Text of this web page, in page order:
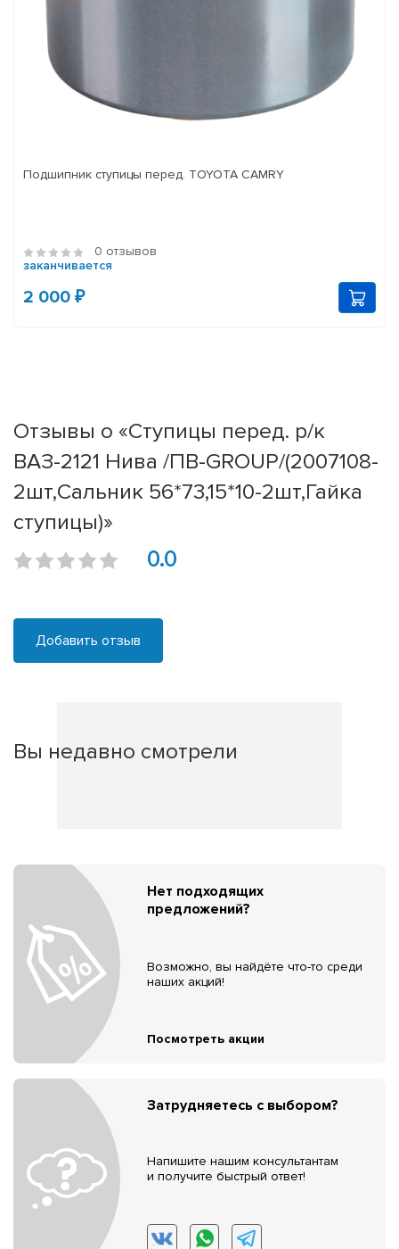
Подшипник ступицы перед. TOYOTA CAMRY
0 отзывов
заканчивается
2 000 ₽
Отзывы о «Ступицы перед. р/к
ВАЗ-2121 Нива /ПВ-GROUP/(2007108-
2шт,Сальник 56*73,15*10-2шт,Гайка
ступицы)»
0.0
Добавить отзыв
Вы недавно смотрели
Нет подходящих
предложений?
Возможно, вы найдёте что-то среди
наших акций!
Посмотреть акции
Затрудняетесь с выбором?
Напишите нашим консультантам
и получите быстрый ответ!